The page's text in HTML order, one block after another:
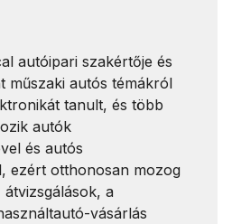
autóipari szakértője és
műszaki autós témákról
tanult, és több
autók
és autós
ezért otthonosan mozog
a
vásárlás